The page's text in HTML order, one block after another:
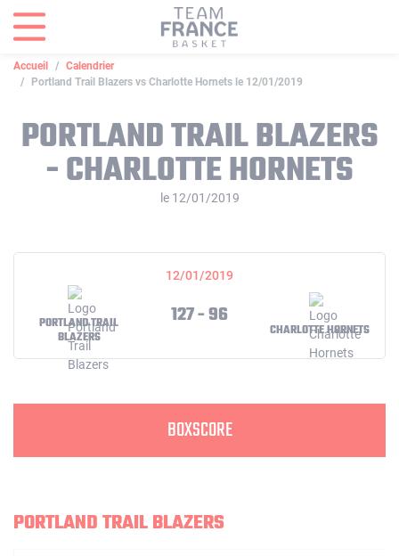
Accueil
Calendrier
Portland Trail Blazers vs Charlotte Hornets le 12/01/2019
PORTLAND TRAIL BLAZERS
- CHARLOTTE HORNETS
le 12/01/2019
12/01/2019
PORTLAND TRAIL
BLAZERS
127 - 96
CHARLOTTE HORNETS
BOXSCORE
PORTLAND TRAIL BLAZERS
Panneau de gestion des cookies